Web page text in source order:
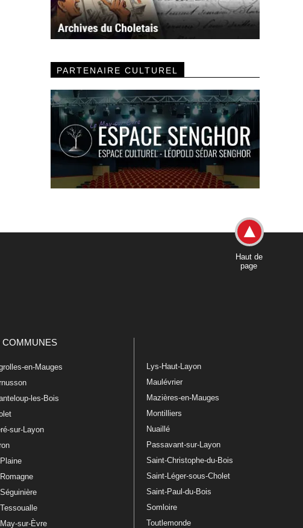
PARTENAIRE CULTUREL
Haut de
page
COMMUNES
en-Mauges
les-Bois
sur-Layon
sur-Èvre
Lys-Haut-Layon
Maulévrier
Mazières-en-Mauges
Montilliers
Nuaillé
Passavant-sur-Layon
Saint-Christophe-du-Bois
Saint-Léger-sous-Cholet
Saint-Paul-du-Bois
Somloire
Toutlemonde